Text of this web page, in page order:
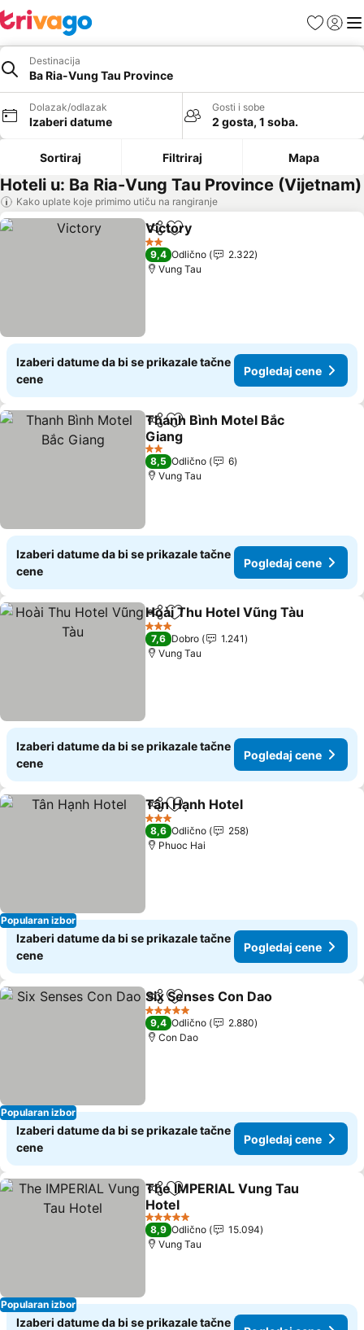
FavoritiPrijavi
Destinacija
Ba Ria-Vung Tau Province
Dolazak/odlazak
Izaberi datume
Gosti i sobe
2 gosta, 1 soba.
Sortiraj Filtriraj Mapa
Hoteli u: Ba Ria-Vung Tau Province (Vijetnam)
Kako uplate koje primimo utiču na rangiranje
Deli Dodati u favorite
Victory
2 Zvezdice
9,4 Odlično
2.322
Vung Tau
Izaberi datume da bi se prikazale tačne
cene
Pogledaj cene
Deli Dodati u favorite
Thanh Bình Motel Bắc
Giang
2 Zvezdice
8,5 Odlično
6
Vung Tau
Izaberi datume da bi se prikazale tačne
cene
Pogledaj cene
Deli Dodati u favorite
Hoài Thu Hotel Vũng Tàu
3 Zvezdice
7,6 Dobro
1.241
Vung Tau
Izaberi datume da bi se prikazale tačne
cene
Pogledaj cene
Popularan izbor
Deli Dodati u favorite
Tân Hạnh Hotel
3 Zvezdice
8,6 Odlično
258
Phuoc Hai
Izaberi datume da bi se prikazale tačne
cene
Pogledaj cene
Popularan izbor
Deli Dodati u favorite
Six Senses Con Dao
5 Zvezdice
9,4 Odlično
2.880
Con Dao
Izaberi datume da bi se prikazale tačne
cene
Pogledaj cene
Popularan izbor
Deli Dodati u favorite
The IMPERIAL Vung Tau
Hotel
5 Zvezdice
8,9 Odlično
15.094
Vung Tau
Izaberi datume da bi se prikazale tačne